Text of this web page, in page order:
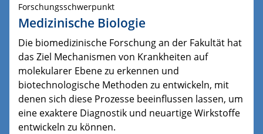
Forschungsschwerpunkt
Medizinische Biologie
Die biomedizinische Forschung an der Fakultät hat
das Ziel Mechanismen von Krankheiten auf
molekularer Ebene zu erkennen und
biotechnologische Methoden zu entwickeln, mit
denen sich diese Prozesse beeinflussen lassen, um
eine exaktere Diagnostik und neuartige Wirkstoffe
entwickeln zu können.